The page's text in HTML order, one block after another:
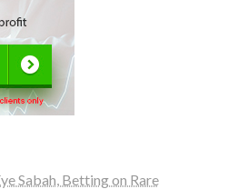
Sabah, Betting on Rare